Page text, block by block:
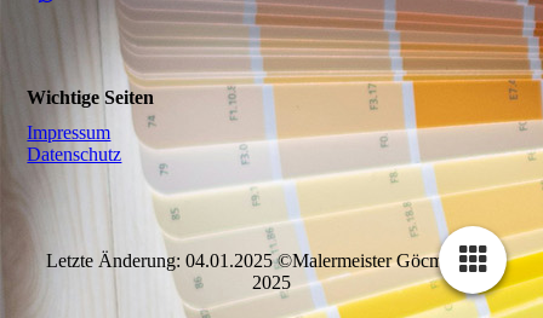
Wichtige Seiten
Impressum
Datenschutz
Letzte Änderung: 04.01.2025 ©Malermeister Göcmenoglu
2025